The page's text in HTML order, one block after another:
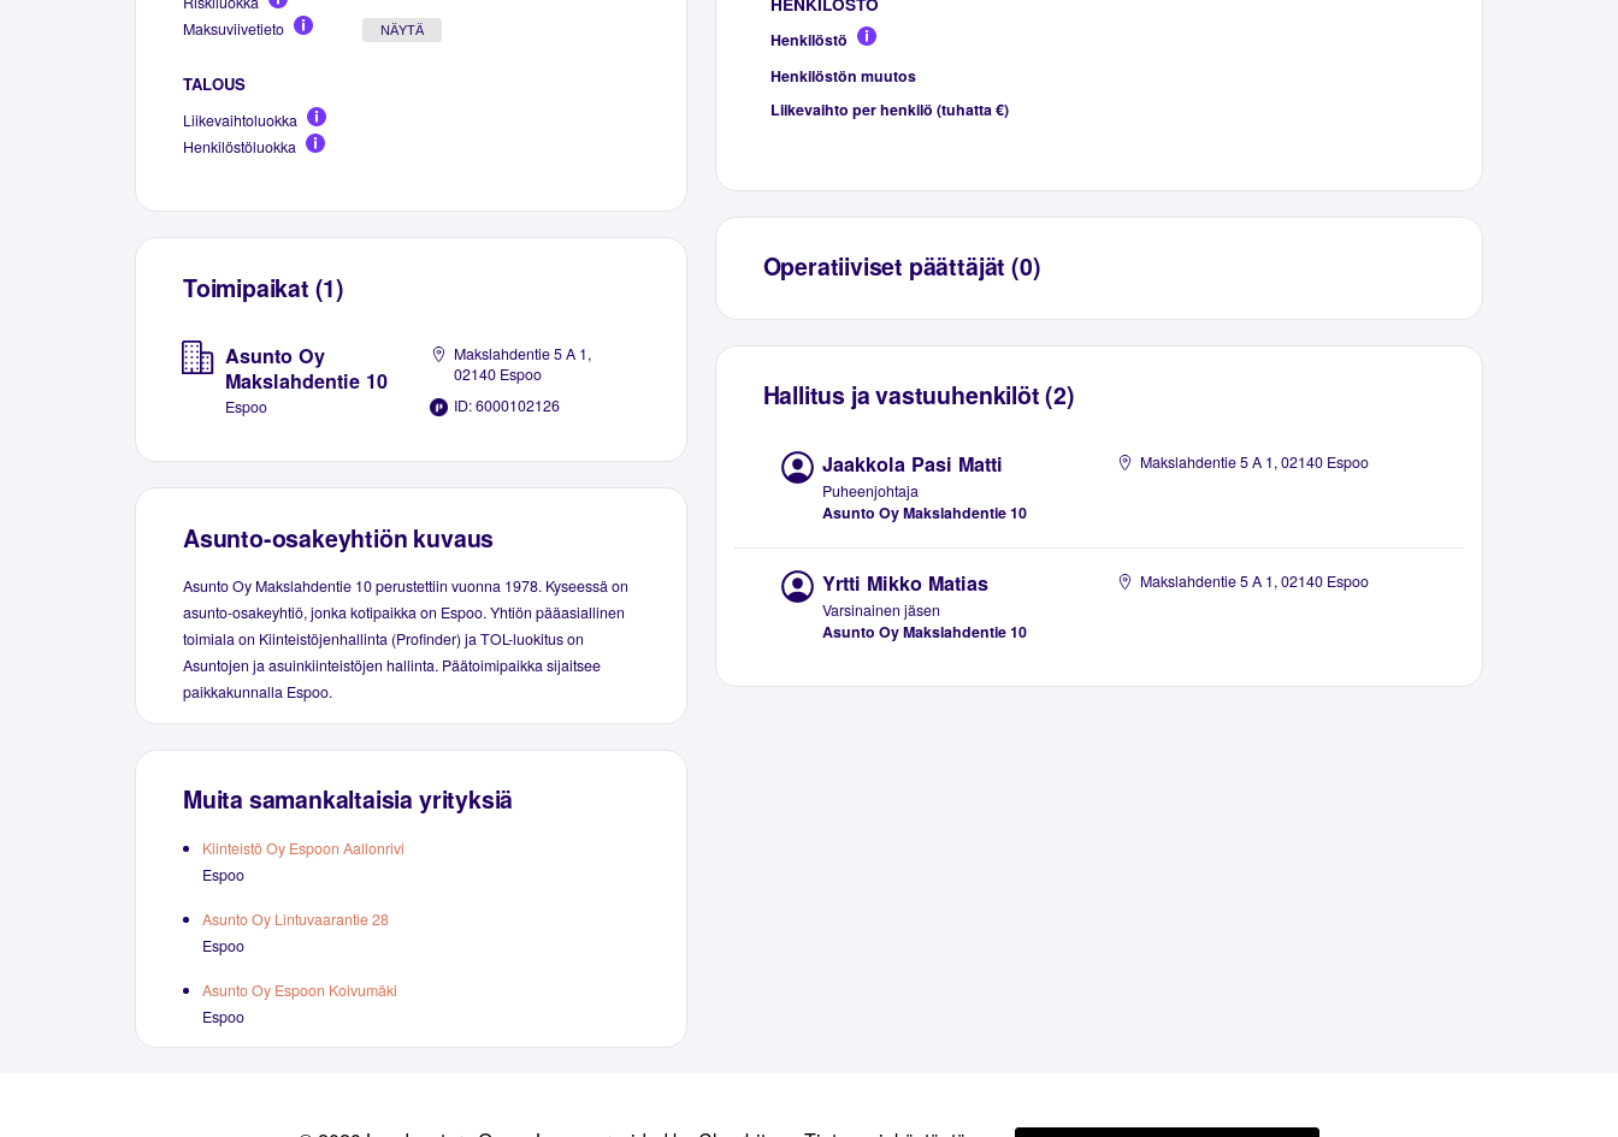
Maksuviivetieto
NÄYTÄ
TALOUS
Liikevaihtoluokka
Henkilöstöluokka
Toimipaikat (1)
Asunto Oy
Makslahdentie 10
Espoo
Makslahdentie 5 A 1,
02140 Espoo
ID: 6000102126
Asunto-osakeyhtiön kuvaus
Asunto Oy Makslahdentie 10 perustettiin vuonna 1978. Kyseessä on
asunto-osakeyhtiö, jonka kotipaikka on Espoo. Yhtiön pääasiallinen
toimiala on Kiinteistöjenhallinta (Profinder) ja TOL-luokitus on
Asuntojen ja asuinkiinteistöjen hallinta. Päätoimipaikka sijaitsee
paikkakunnalla Espoo.
Muita samankaltaisia yrityksiä
Kiinteistö Oy Espoon Aallonrivi
Espoo
Asunto Oy Lintuvaarantie 28
Espoo
Asunto Oy Espoon Koivumäki
Espoo
Henkilöstö
Henkilöstön muutos
Liikevaihto per henkilö (tuhatta €)
Operatiiviset päättäjät (0)
Hallitus ja vastuuhenkilöt (2)
Jaakkola Pasi Matti
Puheenjohtaja
Asunto Oy Makslahdentie 10
Makslahdentie 5 A 1, 02140 Espoo
Yrtti Mikko Matias
Varsinainen jäsen
Asunto Oy Makslahdentie 10
Makslahdentie 5 A 1, 02140 Espoo